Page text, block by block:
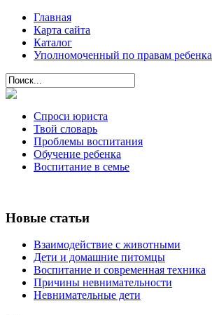
Главная
Карта сайта
Каталог
Уполномоченный по правам ребенка
Спроси юриста
Твой словарь
Проблемы воспитания
Обучение ребенка
Воспитание в семье
Новые статьи
Взаимодействие с животными
Дети и домашние питомцы
Воспитание и современная техника
Причины невнимательности
Невнимательные дети